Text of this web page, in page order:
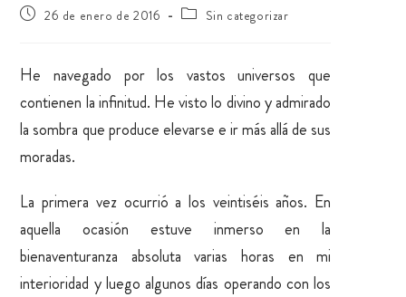
26 de enero de 2016 Sin categorizar
He navegado por los vastos universos que
contienen la infinitud. He visto lo divino y admirado
la sombra que produce elevarse e ir más allá de sus
moradas.
La primera vez ocurrió a los veintiséis años. En
aquella ocasión estuve inmerso en la
bienaventuranza absoluta varias horas en mi
interioridad y luego algunos días operando con los